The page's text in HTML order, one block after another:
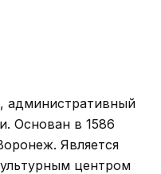
административный
Основан в 1586
Является
центром